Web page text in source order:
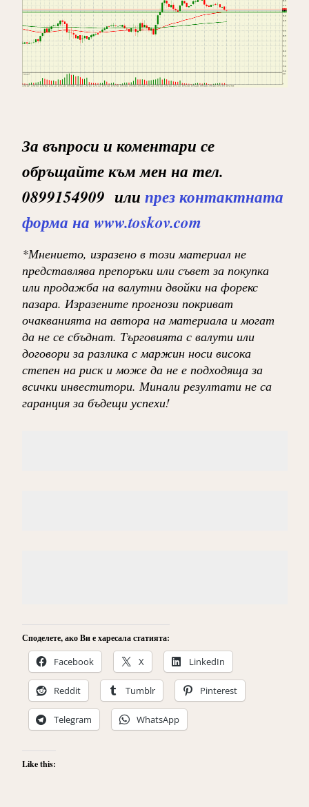
За въпроси и коментари се
обръщайте към мен на тел.
0899154909 или през контактната
форма на www.toskov.com
*Мнението, изразено в този материал не
представлява препоръки или съвет за покупка
или продажба на валутни двойки на форекс
пазара. Изразените прогнози покриват
очакванията на автора на материала и могат
да не се сбъднат. Търговията с валути или
договори за разлика с маржин носи висока
степен на риск и може да не е подходяща за
всички инвеститори. Минали резултати не са
гаранция за бъдещи успехи!
Споделете, ако Ви е харесала статията:
Facebook X LinkedIn
Reddit Tumblr Pinterest
Telegram WhatsApp
Like this: